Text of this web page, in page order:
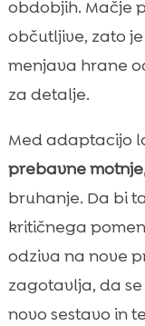
obdobjih. Mačje
občutljive, zato
menjava hrane
za detalje.
Med adaptacijo
prebavne motnje
bruhanje. Da bi
kritičnega
odziva na nove
zagotavlja, da
novo sestavo in